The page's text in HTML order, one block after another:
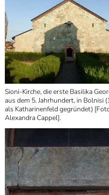
Sioni-Kirche, die erste Basilika
aus dem 5. Jahrhundert, in Bolnisi
als Katharinenfeld gegründet)
Alexandra Cappel].